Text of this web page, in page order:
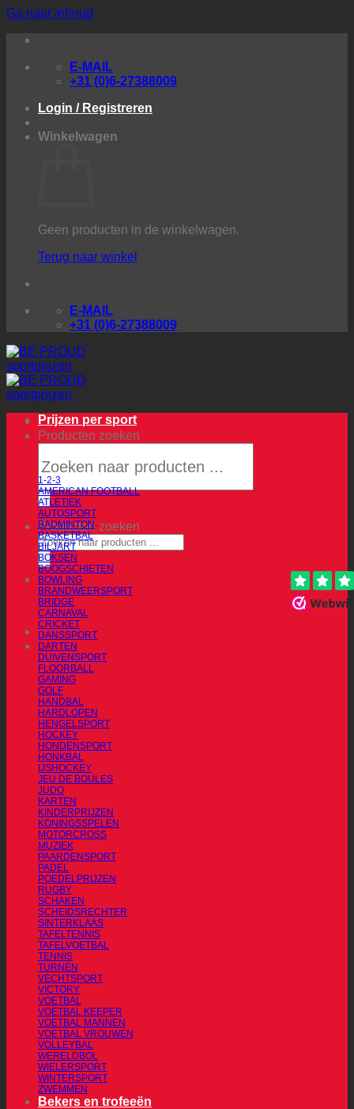
Ga naar inhoud
E-MAIL
+31 (0)6-27388009
Login / Registreren
Winkelwagen
Geen producten in de winkelwagen.
Terug naar winkel
E-MAIL
+31 (0)6-27388009
Producten zoeken
Producten zoeken
Prijzen per sport
1-2-3
AMERICAN FOOTBALL
ATLETIEK
AUTOSPORT
BADMINTON
BASKETBAL
BILJART
BOKSEN
BOOGSCHIETEN
BOWLING
BRANDWEERSPORT
BRIDGE
CARNAVAL
CRICKET
DANSSPORT
DARTEN
DUIVENSPORT
FLOORBALL
GAMING
GOLF
HANDBAL
HARDLOPEN
HENGELSPORT
HOCKEY
HONDENSPORT
HONKBAL
IJSHOCKEY
JEU DE BOULES
JUDO
KARTEN
KINDERPRIJZEN
KONINGSSPELEN
MOTORCROSS
MUZIEK
PAARDENSPORT
PADEL
POEDELPRIJZEN
RUGBY
SCHAKEN
SCHEIDSRECHTER
SINTERKLAAS
TAFELTENNIS
TAFELVOETBAL
TENNIS
TURNEN
VECHTSPORT
VICTORY
VOETBAL
VOETBAL KEEPER
VOETBAL MANNEN
VOETBAL VROUWEN
VOLLEYBAL
WERELDBOL
WIELERSPORT
WINTERSPORT
ZWEMMEN
Bekers en trofeeën